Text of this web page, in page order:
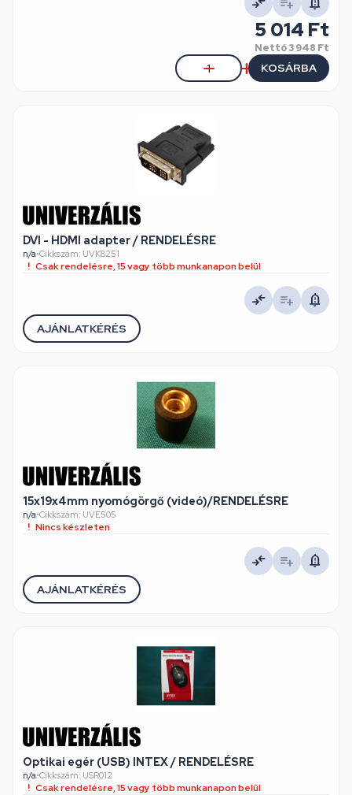
5 014 Ft
Nettó3 948 Ft
KOSÁRBA
DVI - HDMI adapter / RENDELÉSRE
n/a•Cikkszám: UVK8251
Csak rendelésre, 15 vagy több munkanapon belül
AJÁNLATKÉRÉS
15x19x4mm nyomógörgő (videó)/RENDELÉSRE
n/a•Cikkszám: UVE505
Nincs készleten
AJÁNLATKÉRÉS
Optikai egér (USB) INTEX / RENDELÉSRE
n/a•Cikkszám: USR012
Csak rendelésre, 15 vagy több munkanapon belül